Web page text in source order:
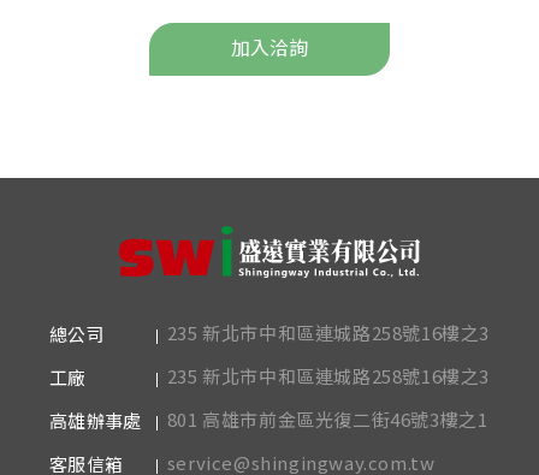
加入洽詢
總公司
235 新北市中和區連城路258號16樓之3
工廠
235 新北市中和區連城路258號16樓之3
高雄辦事處
801 高雄市前金區光復二街46號3樓之1
客服信箱
service@shingingway.com.tw